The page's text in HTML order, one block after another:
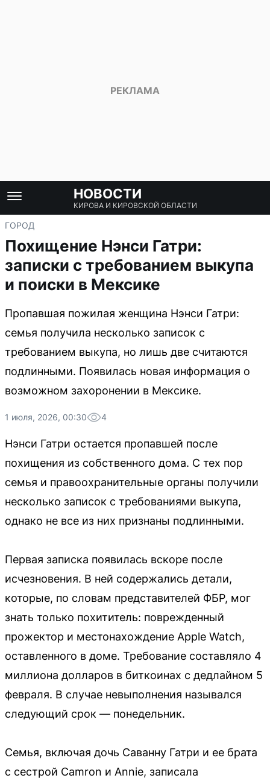
НОВОСТИ
КИРОВА И КИРОВСКОЙ ОБЛАСТИ
ГОРОД
Похищение Нэнси Гатри:
записки с требованием выкупа
и поиски в Мексике
Пропавшая пожилая женщина Нэнси Гатри:
семья получила несколько записок с
требованием выкупа, но лишь две считаются
подлинными. Появилась новая информация о
возможном захоронении в Мексике.
1 июля, 2026, 00:30 4
Нэнси Гатри остается пропавшей после
похищения из собственного дома. С тех пор
семья и правоохранительные органы получили
несколько записок с требованиями выкупа,
однако не все из них признаны подлинными.
Первая записка появилась вскоре после
исчезновения. В ней содержались детали,
которые, по словам представителей ФБР, мог
знать только похититель: поврежденный
прожектор и местонахождение Apple Watch,
оставленного в доме. Требование составляло 4
миллиона долларов в биткоинах с дедлайном 5
февраля. В случае невыполнения назывался
следующий срок — понедельник.
Семья, включая дочь Саванну Гатри и ее брата
с сестрой Camron и Annie, записала